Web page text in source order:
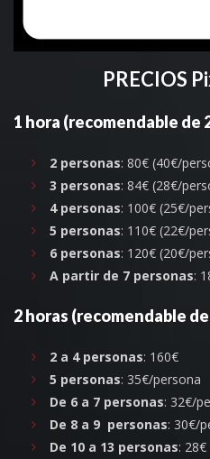
PRECIOS
1 hora (recomendable de
2 personas: 80€ (40€/
3 personas: 84€ (28€/
4 personas: 100€ (25€/
5 personas: 110€ (22€/
6 personas: 120€ (20€/
A partir de 7 personas:
2 horas (recomendable
2 a 4 personas: 160€
5 personas: 35€/persona
De 6 a 7 personas: 32€/
De 8 a 9 personas: 30€/
De 10 a 13 personas: